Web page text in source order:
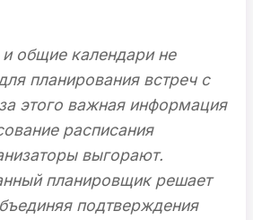
общие календари не
планирования встреч с
этого важная информация
расписания
выгорают.
планировщик решает
подтверждения